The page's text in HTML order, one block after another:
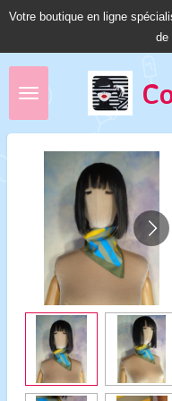
Passer
Votre boutique en ligne
de